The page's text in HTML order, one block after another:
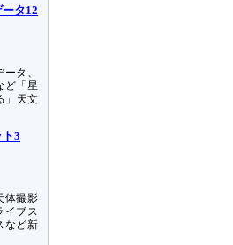
タ12
タ、
ど「星
」天文
3
体撮影
イブス
など新